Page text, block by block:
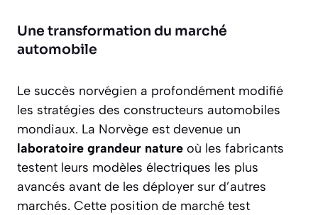
Une transformation du marché
automobile
Le succès norvégien a profondément modifié
les stratégies des constructeurs automobiles
mondiaux. La Norvège est devenue un
laboratoire grandeur nature où les fabricants
testent leurs modèles électriques les plus
avancés avant de les déployer sur d’autres
marchés. Cette position de marché test